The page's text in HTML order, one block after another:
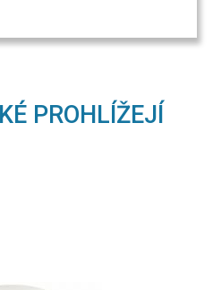
PROHLÍŽEJÍ